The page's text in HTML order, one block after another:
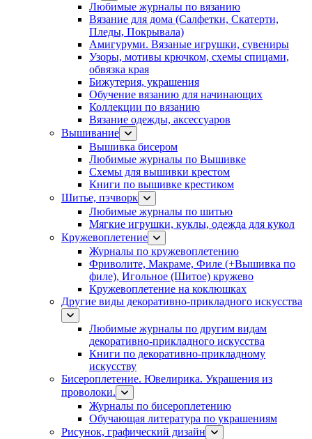
Любимые журналы по вязанию
Вязание для дома (Салфетки, Скатерти,
Пледы, Покрывала)
Амигуруми. Вязаные игрушки, сувениры
Узоры, мотивы крючком, схемы спицами,
обвязка края
Бижутерия, украшения
Обучение вязанию для начинающих
Коллекции по вязанию
Вязание одежды, аксессуаров
Вышивание
Вышивка бисером
Любимые журналы по Вышивке
Схемы для вышивки крестом
Книги по вышивке крестиком
Шитье, пэчворк
Любимые журналы по шитью
Мягкие игрушки, куклы, одежда для кукол
Кружевоплетение
Журналы по кружевоплетению
Фриволите, Макраме, Филе (+Вышивка по
филе), Игольное (Шитое) кружево
Кружевоплетение на коклюшках
Другие виды декоративно-прикладного искусства
Любимые журналы по другим видам
декоративно-прикладного искусства
Книги по декоративно-прикладному
искусству
Бисероплетение. Ювелирика. Украшения из
проволоки.
Журналы по бисероплетению
Обучающая литература по украшениям
Рисунок, графический дизайн